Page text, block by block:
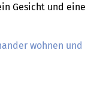
Gesicht und eine
wohnen und